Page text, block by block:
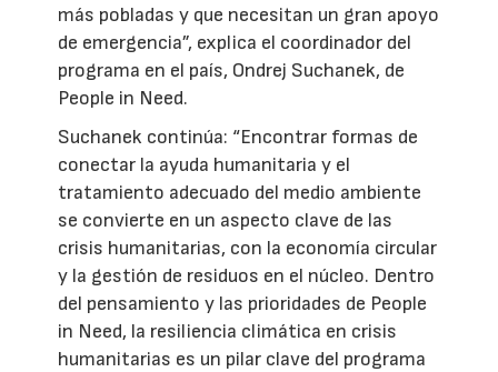
más pobladas y que necesitan un gran apoyo
de emergencia”, explica el coordinador del
programa en el país, Ondrej Suchanek, de
People in Need.
Suchanek continúa: “Encontrar formas de
conectar la ayuda humanitaria y el
tratamiento adecuado del medio ambiente
se convierte en un aspecto clave de las
crisis humanitarias, con la economía circular
y la gestión de residuos en el núcleo. Dentro
del pensamiento y las prioridades de People
in Need, la resiliencia climática en crisis
humanitarias es un pilar clave del programa